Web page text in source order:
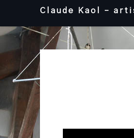
content
Claude Kaol –